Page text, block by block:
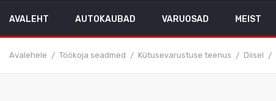
AVALEHT AUTOKAUBAD VARUOSAD MEIST
Avalehele Töökoja seadmed Kütusevarustuse teenus Diisel